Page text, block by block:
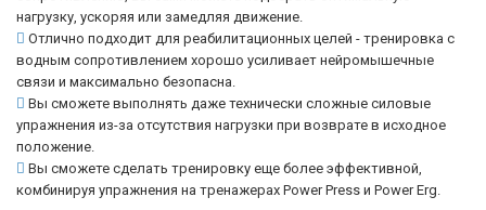
нагрузку, ускоряя или замедляя движение.
Отлично подходит для реабилитационных целей - тренировка с
водным сопротивлением хорошо усиливает нейромышечные
связи и максимально безопасна.
Вы сможете выполнять даже технически сложные силовые
упражнения из-за отсутствия нагрузки при возврате в исходное
положение.
Вы сможете сделать тренировку еще более эффективной,
комбинируя упражнения на тренажерах Power Press и Power Erg.